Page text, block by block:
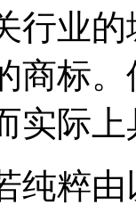
行业
商标
实际
纯粹